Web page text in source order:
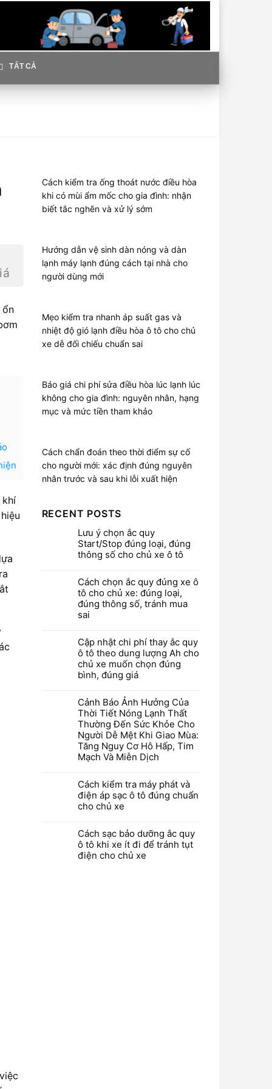
TẤT CẢ
ổn
khí
Cách kiểm tra ống thoát nước điều hòa
khi có mùi ẩm mốc cho gia đình: nhận
biết tắc nghẽn và xử lý sớm
Hướng dẫn vệ sinh dàn nóng và dàn
lạnh máy lạnh đúng cách tại nhà cho
người dùng mới
Mẹo kiểm tra nhanh áp suất gas và
nhiệt độ gió lạnh điều hòa ô tô cho chủ
xe dễ đối chiếu chuẩn sai
Báo giá chi phí sửa điều hòa lúc lạnh lúc
không cho gia đình: nguyên nhân, hạng
mục và mức tiền tham khảo
Cách chẩn đoán theo thời điểm sự cố
cho người mới: xác định đúng nguyên
nhân trước và sau khi lỗi xuất hiện
RECENT POSTS
Lưu ý chọn ắc quy
Start/Stop đúng loại, đúng
thông số cho chủ xe ô tô
Cách chọn ắc quy đúng xe ô
tô cho chủ xe: đúng loại,
đúng thông số, tránh mua
sai
Cập nhật chi phí thay ắc quy
ô tô theo dung lượng Ah cho
chủ xe muốn chọn đúng
bình, đúng giá
Cảnh Báo Ảnh Hưởng Của
Thời Tiết Nóng Lạnh Thất
Thường Đến Sức Khỏe Cho
Người Dễ Mệt Khi Giao Mùa:
Tăng Nguy Cơ Hô Hấp, Tim
Mạch Và Miễn Dịch
Cách kiểm tra máy phát và
điện áp sạc ô tô đúng chuẩn
cho chủ xe
Cách sạc bảo dưỡng ắc quy
ô tô khi xe ít đi để tránh tụt
điện cho chủ xe